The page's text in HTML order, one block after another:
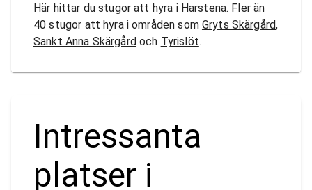
Här hittar du stugor att hyra i Harstena. Fler än
40 stugor att hyra i områden som Gryts Skärgård,
Sankt Anna Skärgårdoch Tyrislöt.
Intressanta
platser i